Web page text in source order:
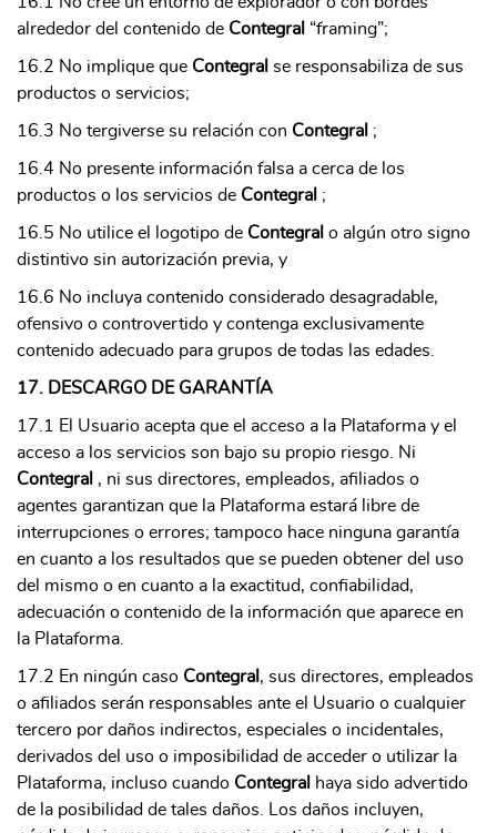
alrededor del contenido de Contegral “framing”;
16.2 No implique que Contegral se responsabiliza de sus
productos o servicios;
16.3 No tergiverse su relación con Contegral ;
16.4 No presente información falsa a cerca de los
productos o los servicios de Contegral ;
16.5 No utilice el logotipo de Contegral o algún otro signo
distintivo sin autorización previa, y
16.6 No incluya contenido considerado desagradable,
ofensivo o controvertido y contenga exclusivamente
contenido adecuado para grupos de todas las edades.
17. DESCARGO DE GARANTÍA
17.1 El Usuario acepta que el acceso a la Plataforma y el
acceso a los servicios son bajo su propio riesgo. Ni
Contegral , ni sus directores, empleados, afiliados o
agentes garantizan que la Plataforma estará libre de
interrupciones o errores; tampoco hace ninguna garantía
en cuanto a los resultados que se pueden obtener del uso
del mismo o en cuanto a la exactitud, confiabilidad,
adecuación o contenido de la información que aparece en
la Plataforma.
17.2 En ningún caso Contegral , sus directores, empleados
o afiliados serán responsables ante el Usuario o cualquier
tercero por daños indirectos, especiales o incidentales,
derivados del uso o imposibilidad de acceder o utilizar la
Plataforma, incluso cuando Contegral
haya sido advertido
de la posibilidad de tales daños. Los daños incluyen,